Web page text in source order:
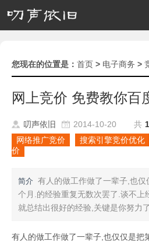
您现在的位置是： 首页 > 电子商务 >
网上竞价 免费教你百
叨声依旧 2014-10-20 共
网络推广竞价
搜索引擎竞价优化
价
简介 有人的做工作做了一辈子,也
个月.的经验重复无数次罢了.谈不上
就总结出很好的经验,关键是你努力
有人的做工作做了一辈子,也仅仅是把